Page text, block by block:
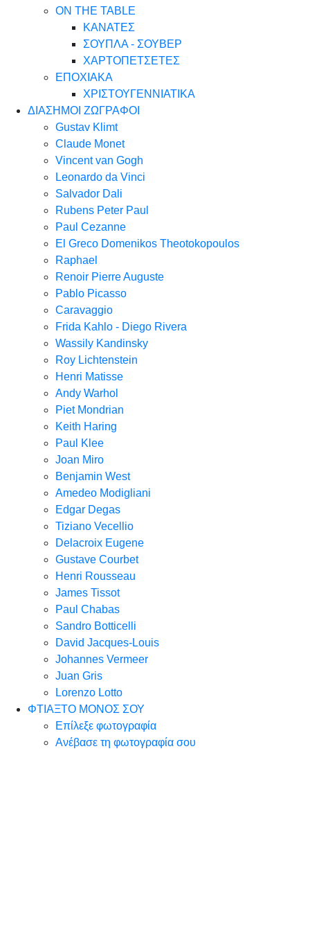
ON THE TABLE
ΚΑΝΑΤΕΣ
ΣΟΥΠΛΑ - ΣΟΥΒΕΡ
ΧΑΡΤΟΠΕΤΣΕΤΕΣ
ΕΠΟΧΙΑΚΑ
ΧΡΙΣΤΟΥΓΕΝΝΙΑΤΙΚΑ
ΔΙΑΣΗΜΟΙ ΖΩΓΡΑΦΟΙ
Gustav Klimt
Claude Monet
Vincent van Gogh
Leonardo da Vinci
Salvador Dali
Rubens Peter Paul
Paul Cezanne
El Greco Domenikos Theotokopoulos
Raphael
Renoir Pierre Auguste
Pablo Picasso
Caravaggio
Frida Kahlo - Diego Rivera
Wassily Kandinsky
Roy Lichtenstein
Henri Matisse
Andy Warhol
Piet Mondrian
Keith Haring
Paul Klee
Joan Miro
Benjamin West
Amedeo Modigliani
Edgar Degas
Tiziano Vecellio
Delacroix Eugene
Gustave Courbet
Henri Rousseau
James Tissot
Paul Chabas
Sandro Botticelli
David Jacques-Louis
Johannes Vermeer
Juan Gris
Lorenzo Lotto
ΦΤΙΑΞΤΟ ΜΟΝΟΣ ΣΟΥ
Επίλεξε φωτογραφία
Ανέβασε τη φωτογραφία σου